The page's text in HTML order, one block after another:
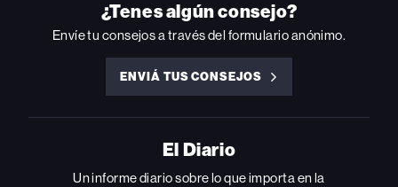
¿Tenes algún consejo?
Envíe tu consejos a través del formulario anónimo.
ENVIÁ TUS CONSEJOS
ENVIÁ
CONSEJOS
El Diario
Un informe diario sobre lo que importa en la